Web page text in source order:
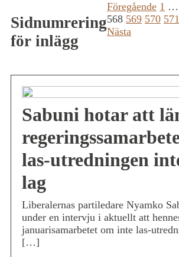
Sidnumrering
för inlägg
Föregående 1 …
568 569 570 571
Nästa
Sabuni hotar att
las-utredningen
lag
Liberalernas partiledare Nyamko
under en intervju i aktuellt att
januarisamarbetet om inte las-
[…]